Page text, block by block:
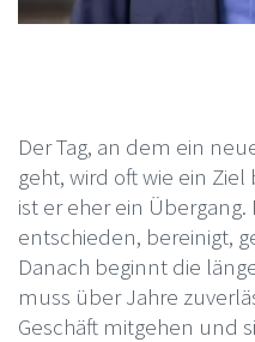
Der Tag, an dem ein
geht, wird oft wie ein
ist er eher ein
entschieden, bereinigt,
Danach beginnt die
muss über Jahre
Geschäft mitgehen und